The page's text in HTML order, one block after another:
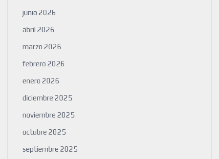
junio 2026
abril 2026
marzo 2026
febrero 2026
enero 2026
diciembre 2025
noviembre 2025
octubre 2025
septiembre 2025